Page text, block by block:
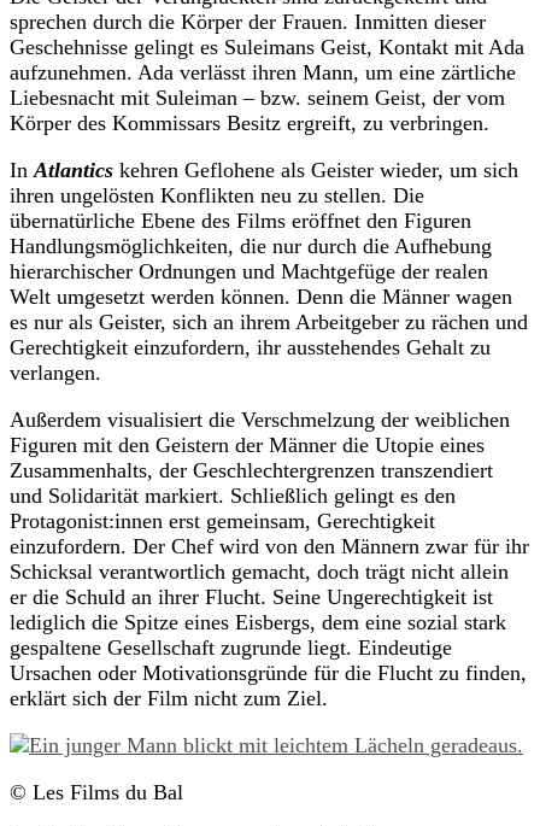
sprechen durch die Körper der Frauen. Inmitten dieser
Geschehnisse gelingt es Suleimans Geist, Kontakt mit Ada
aufzunehmen. Ada verlässt ihren Mann, um eine zärtliche
Liebesnacht mit Suleiman – bzw. seinem Geist, der vom
Körper des Kommissars Besitz ergreift, zu verbringen.
InAtlantics kehren Geflohene als Geister wieder, um sich
ihren ungelösten Konflikten neu zu stellen. Die
übernatürliche Ebene des Films eröffnet den Figuren
Handlungsmöglichkeiten, die nur durch die Aufhebung
hierarchischer Ordnungen und Machtgefüge der realen
Welt umgesetzt werden können. Denn die Männer wagen
es nur als Geister, sich an ihrem Arbeitgeber zu rächen und
Gerechtigkeit einzufordern, ihr ausstehendes Gehalt zu
verlangen.
Außerdem visualisiert die Verschmelzung der weiblichen
Figuren mit den Geistern der Männer die Utopie eines
Zusammenhalts, der Geschlechtergrenzen transzendiert
und Solidarität markiert. Schließlich gelingt es den
Protagonist:innen erst gemeinsam, Gerechtigkeit
einzufordern. Der Chef wird von den Männern zwar für ihr
Schicksal verantwortlich gemacht, doch trägt nicht allein
er die Schuld an ihrer Flucht. Seine Ungerechtigkeit ist
lediglich die Spitze eines Eisbergs, dem eine sozial stark
gespaltene Gesellschaft zugrunde liegt. Eindeutige
Ursachen oder Motivationsgründe für die Flucht zu finden,
erklärt sich der Film nicht zum Ziel.
© Les Films du Bal